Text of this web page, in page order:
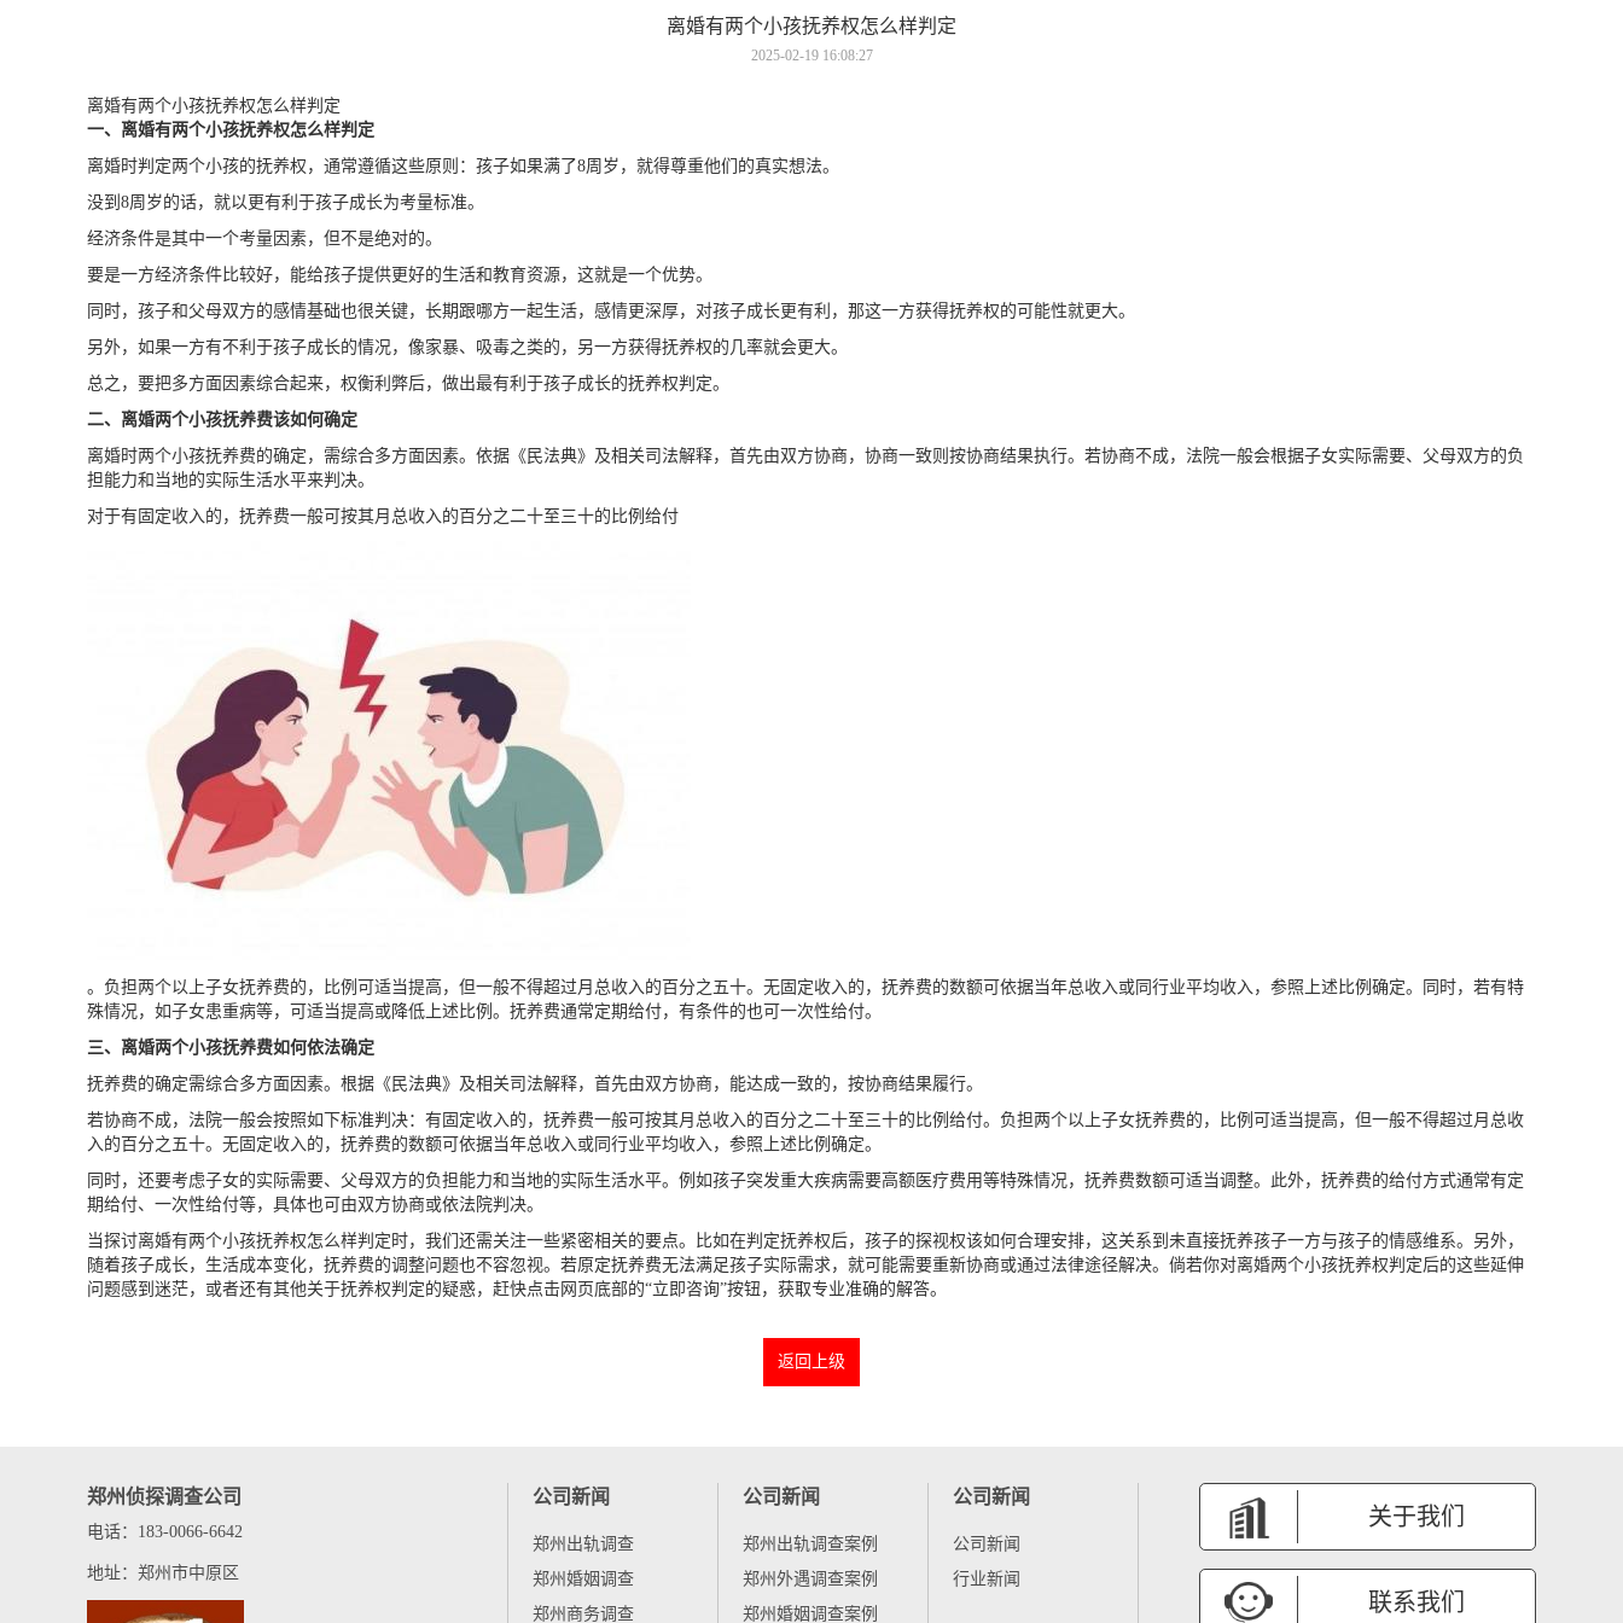
离婚有两个小孩抚养权怎么样判定
2025-02-19 16:08:27
离婚有两个小孩抚养权怎么样判定
一、离婚有两个小孩抚养权怎么样判定
离婚时判定两个小孩的抚养权，通常遵循这些原则：孩子如果满了8周岁，就得尊重他们的真实想法。
没到8周岁的话，就以更有利于孩子成长为考量标准。
经济条件是其中一个考量因素，但不是绝对的。
要是一方经济条件比较好，能给孩子提供更好的生活和教育资源，这就是一个优势。
同时，孩子和父母双方的感情基础也很关键，长期跟哪方一起生活，感情更深厚，对孩子成长更有利，那这一方获得抚养权的可能性就更大。
另外，如果一方有不利于孩子成长的情况，像家暴、吸毒之类的，另一方获得抚养权的几率就会更大。
总之，要把多方面因素综合起来，权衡利弊后，做出最有利于孩子成长的抚养权判定。
二、离婚两个小孩抚养费该如何确定
离婚时两个小孩抚养费的确定，需综合多方面因素。依据《民法典》及相关司法解释，首先由双方协商，协商一致则按协商结果执行。若协商不成，法院一般会根据子女实际需要、父母双方的负
担能力和当地的实际生活水平来判决。
对于有固定收入的，抚养费一般可按其月总收入的百分之二十至三十的比例给付
。负担两个以上子女抚养费的，比例可适当提高，但一般不得超过月总收入的百分之五十。无固定收入的，抚养费的数额可依据当年总收入或同行业平均收入，参照上述比例确定。同时，若有特
殊情况，如子女患重病等，可适当提高或降低上述比例。抚养费通常定期给付，有条件的也可一次性给付。
三、离婚两个小孩抚养费如何依法确定
抚养费的确定需综合多方面因素。根据《民法典》及相关司法解释，首先由双方协商，能达成一致的，按协商结果履行。
若协商不成，法院一般会按照如下标准判决：有固定收入的，抚养费一般可按其月总收入的百分之二十至三十的比例给付。负担两个以上子女抚养费的，比例可适当提高，但一般不得超过月总收
入的百分之五十。无固定收入的，抚养费的数额可依据当年总收入或同行业平均收入，参照上述比例确定。
同时，还要考虑子女的实际需要、父母双方的负担能力和当地的实际生活水平。例如孩子突发重大疾病需要高额医疗费用等特殊情况，抚养费数额可适当调整。此外，抚养费的给付方式通常有定
期给付、一次性给付等，具体也可由双方协商或依法院判决。
当探讨离婚有两个小孩抚养权怎么样判定时，我们还需关注一些紧密相关的要点。比如在判定抚养权后，孩子的探视权该如何合理安排，这关系到未直接抚养孩子一方与孩子的情感维系。另外，
随着孩子成长，生活成本变化，抚养费的调整问题也不容忽视。若原定抚养费无法满足孩子实际需求，就可能需要重新协商或通过法律途径解决。倘若你对离婚两个小孩抚养权判定后的这些延伸
问题感到迷茫，或者还有其他关于抚养权判定的疑惑，赶快点击网页底部的“立即咨询”按钮，获取专业准确的解答。
返回上级
郑州侦探调查公司
电话：183-0066-6642
地址：郑州市中原区
公司新闻
郑州出轨调查
郑州婚姻调查
郑州商务调查
公司新闻
郑州出轨调查案例
郑州外遇调查案例
郑州婚姻调查案例
公司新闻
公司新闻
行业新闻
关于我们
联系我们